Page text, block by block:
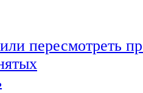
пересмотреть